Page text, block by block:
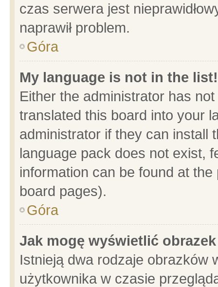
czas serwera jest
naprawił problem.
Góra
My language is not in the list!
Either the administrator has
translated this board into your
administrator if they can install
language pack does not exist,
information can be found at
board pages).
Góra
Jak mogę wyświetlić
Istnieją dwa rodzaje obrazków
użytkownika w czasie